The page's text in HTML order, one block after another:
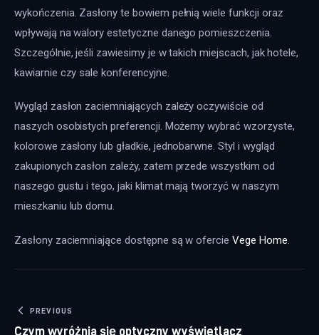
wykończenia. Zasłony te bowiem pełnią wiele funkcji oraz
wpływają na walory estetyczne danego pomieszczenia.
Szczególnie, jeśli zawiesimy je w takich miejscach, jak hotele,
kawiarnie czy sale konferencyjne.
Wygląd zasłon zaciemniających zależy oczywiście od
naszych osobistych preferencji. Możemy wybrać wzorzyste,
kolorowe zasłony lub gładkie, jednobarwne. Styl i wygląd
zakupionych zasłon zależy, zatem przede wszystkim od
naszego gustu i tego, jaki klimat mają tworzyć w naszym
mieszkaniu lub domu.
Zasłony zaciemniające dostępne są w ofercie Vege Home.
Nawigacja wpisu
PREVIOUS
Czym wyróżnia się optyczny wyświetlacz